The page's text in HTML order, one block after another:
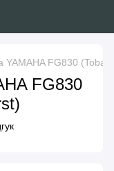
YAMAHA FG830
FG830